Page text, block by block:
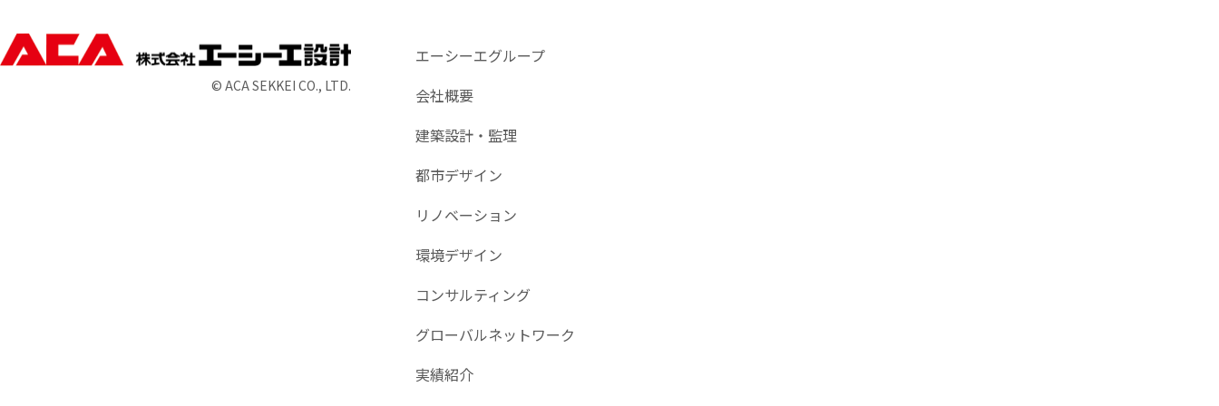
© ACA SEKKEI CO., LTD.
エーシーエグループ
会社概要
建築設計・監理
都市デザイン
リノベーション
環境デザイン
コンサルティング
グローバルネットワーク
実績紹介